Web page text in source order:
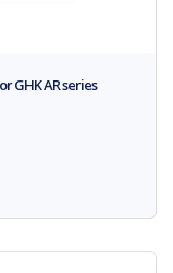
GHK AR series